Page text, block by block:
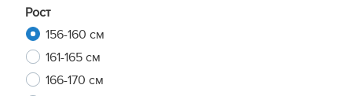
Рост
156-160 см
161-165 см
166-170 см